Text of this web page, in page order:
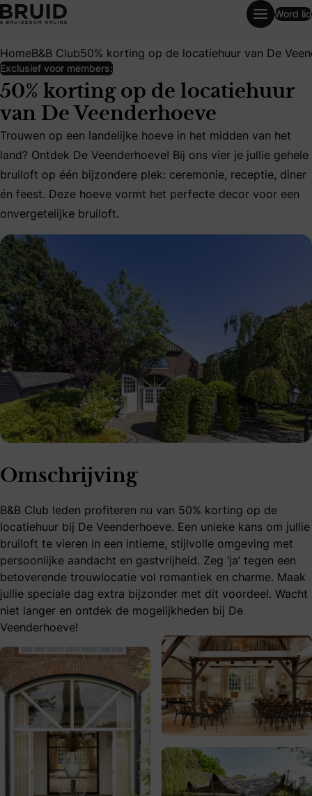
50% korting op de locatiehuur van De Veenderhoeve
Word lid
HomeB&B Club50% korting op de locatiehuur van De
Exclusief voor members:
50% korting op de locatiehuur
van De Veenderhoeve
Trouwen op een landelijke hoeve in het midden van het
Trouwen op een landelijke hoeve in het midden van het
land? Ontdek De Veenderhoeve! Bij ons vier je jullie gehele
bruiloft op één bijzondere plek: ceremonie, receptie, diner
én feest. Deze hoeve vormt het perfecte decor voor een
onvergetelijke bruiloft.
Omschrijving
B&B Club leden profiteren nu van 50% korting op de
locatiehuur bij De Veenderhoeve. Een unieke kans om jullie
bruiloft te vieren in een intieme, stijlvolle omgeving met
persoonlijke aandacht en gastvrijheid. Zeg ‘ja’ tegen een
betoverende trouwlocatie vol romantiek en charme. Maak
jullie speciale dag extra bijzonder met dit voordeel. Wacht
niet langer en ontdek de mogelijkheden bij De
Veenderhoeve!